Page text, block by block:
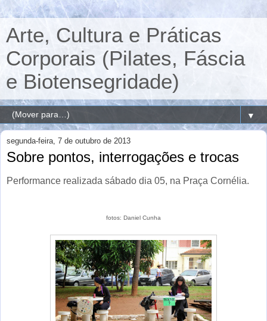
Arte, Cultura e Práticas
Corporais (Pilates, Fáscia
e Biotensegridade)
▼
segunda-feira, 7 de outubro de 2013
Sobre pontos, interrogações e trocas
Performance realizada sábado dia 05, na Praça Cornélia.
fotos: Daniel Cunha